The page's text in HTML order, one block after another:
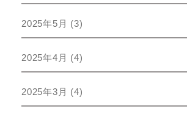
2025年5月 (3)
2025年4月 (4)
2025年3月 (4)